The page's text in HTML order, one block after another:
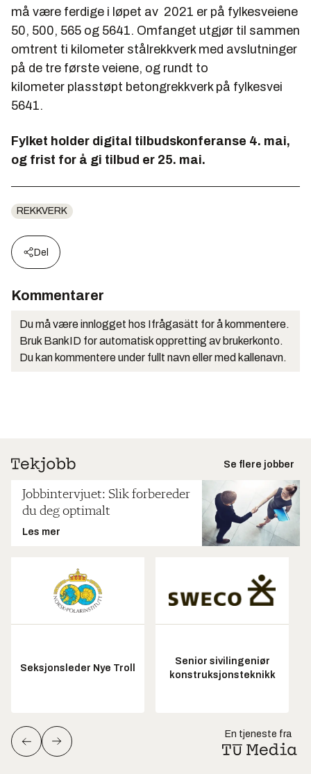
må være ferdige i løpet av 2021 er på fylkesveiene
50, 500, 565 og 5641. Omfanget utgjør til sammen
omtrent ti kilometer stålrekkverk med avslutninger
på de tre første veiene, og rundt to
kilometer plasstøpt betongrekkverk på fylkesvei
5641.
Fylket holder digital tilbudskonferanse 4. mai,
og frist for å gi tilbud er 25. mai.
REKKVERK
Del
Kommentarer
Du må være innlogget hos Ifrågasätt for å kommentere.
Bruk BankID for automatisk oppretting av brukerkonto.
Du kan kommentere under fullt navn eller med kallenavn.
Se flere jobber
Jobbintervjuet: Slik forbereder
du deg optimalt
Les mer
Seksjonsleder Nye Troll
Senior sivilingeniør
konstruksjonsteknikk
En tjeneste fra